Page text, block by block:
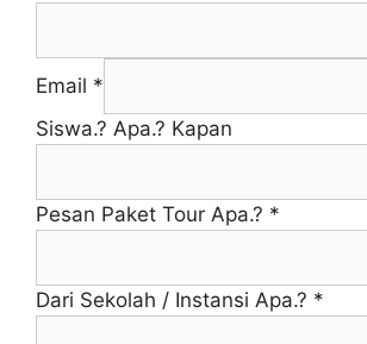
Email *
Siswa.? Apa.? Kapan
Pesan Paket Tour Apa.? *
Dari Sekolah / Instansi Apa.? *